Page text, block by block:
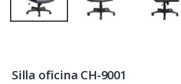
Silla oficina CH-9001